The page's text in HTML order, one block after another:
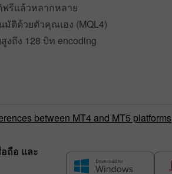
รีแล้วหลากหลาย
ติด้วยตัวคุณเอง (MQL4)
ถึง 128 บิท encoding
between MT4 and MT5 platforms
ถือ และ